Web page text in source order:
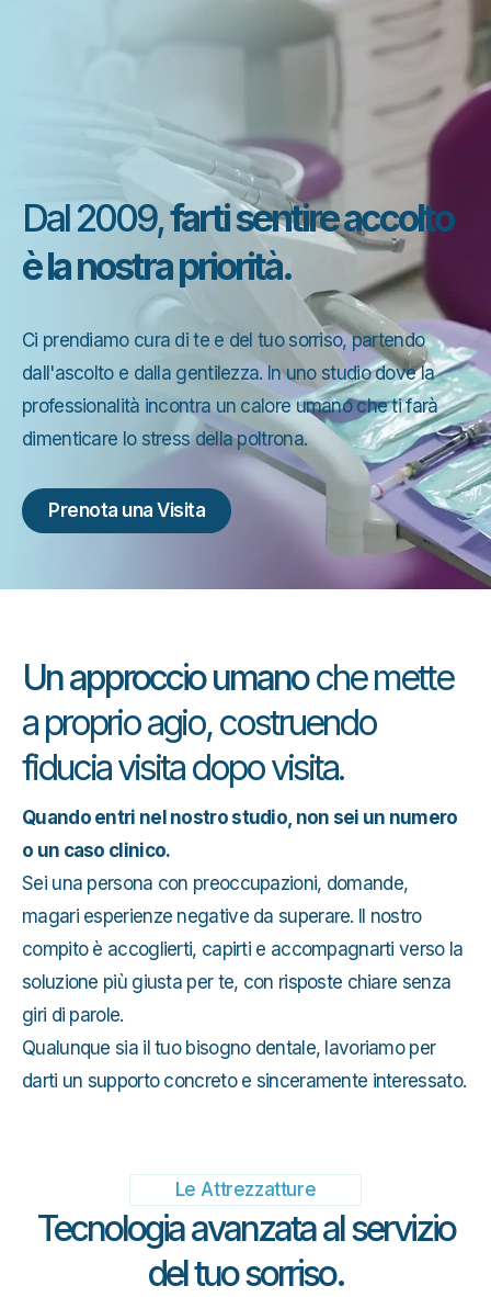
Lo Studio
Dal 2009,farti sentire accolto
è la nostra priorità.
Ci prendiamo cura di te e del tuo sorriso, partendo
dall'ascolto e dalla gentilezza. In uno studio dove la
professionalità incontra un calore umano che ti farà
dimenticare lo stress della poltrona.
Prenota una Visita
Un approccio umanoche mette
a proprio agio, costruendo
fiducia visita dopo visita.
Quando entri nel nostro studio, non sei un numero
o un caso clinico.
Sei una persona con preoccupazioni, domande,
magari esperienze negative da superare. Il nostro
compito è accoglierti, capirti e accompagnarti verso la
soluzione più giusta per te, con risposte chiare senza
giri di parole.
Qualunque sia il tuo bisogno dentale, lavoriamo per
darti un supporto concreto e sinceramente interessato.
Le Attrezzatture
Tecnologia avanzata al servizio
del tuo sorriso.